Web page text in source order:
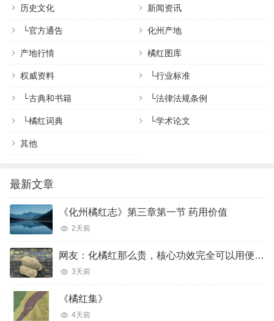
历史文化 新闻资讯
└官方通告 化州产地
产地行情 橘红图库
权威资料 └行业标准
└古典和书籍 └法律法规条例
└橘红词典 └学术论文
其他
最新文章
《化州橘红志》第三章第一节 药用价值
2天前
网友：化橘红那么贵，核心功效完全可以用便宜的橘红、陈皮完美代替吗？
3天前
《橘红集》
4天前